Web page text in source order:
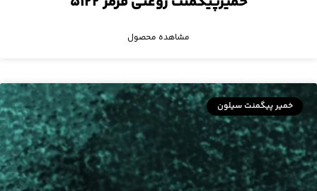
مشاهده محصول
خمیر پیگمنت سیلون